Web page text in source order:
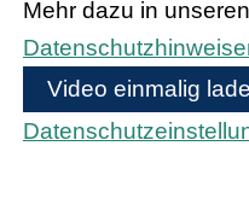
Mehr dazu in unseren
Video einmalig